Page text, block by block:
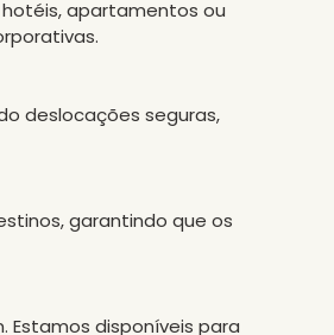
apartamentos ou
deslocações seguras,
garantindo que os
disponíveis para